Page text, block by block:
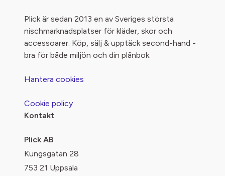
Plick är sedan 2013 en av Sveriges största
nischmarknadsplatser för kläder, skor och
accessoarer. Köp, sälj & upptäck second-hand -
bra för både miljön och din plånbok.
Hantera cookies
Cookie policy
Kontakt
Plick AB
Kungsgatan 28
753 21 Uppsala